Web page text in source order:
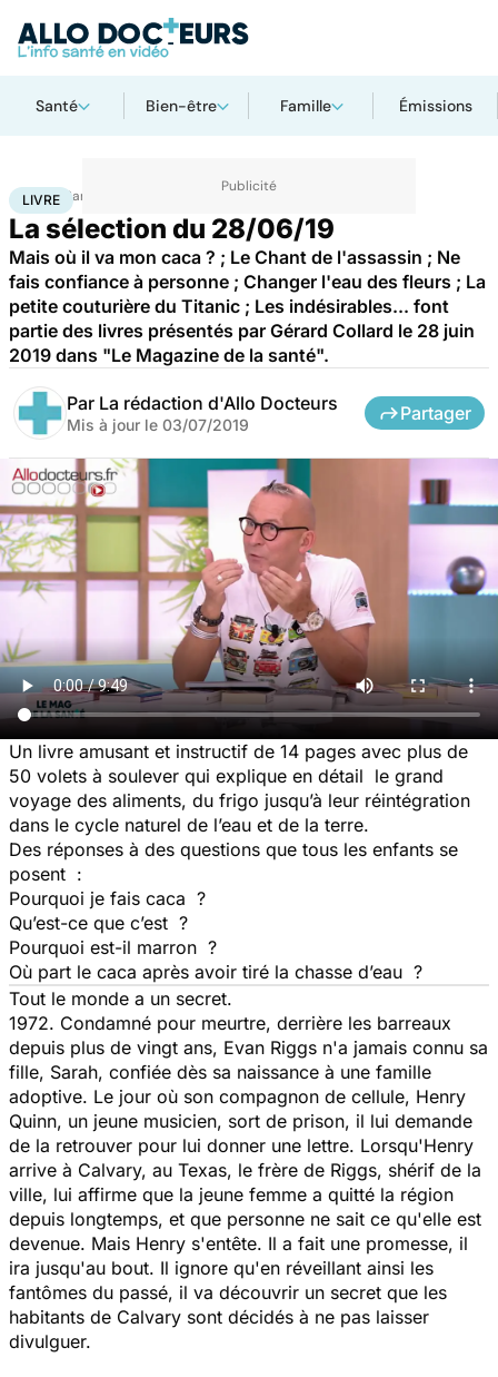
Santé Bien-être Famille Émissions
Accueil Santé
LIVRE
La sélection du 28/06/19
Mais où il va mon caca ? ; Le Chant de l'assassin ; Ne
fais confiance à personne ; Changer l'eau des fleurs ; La
petite couturière du Titanic ; Les indésirables... font
partie des livres présentés par Gérard Collard le 28 juin
2019 dans "Le Magazine de la santé".
Par La rédaction d'Allo Docteurs
Mis à jour le 03/07/2019
Partager
Un livre amusant et instructif de 14 pages avec plus de
50 volets à soulever qui explique en détail le grand
voyage des aliments, du frigo jusqu’à leur réintégration
dans le cycle naturel de l’eau et de la terre.
Des réponses à des questions que tous les enfants se
posent :
Pourquoi je fais caca ?
Qu’est-ce que c’est ?
Pourquoi est-il marron ?
Où part le caca après avoir tiré la chasse d’eau ?
Tout le monde a un secret.
1972. Condamné pour meurtre, derrière les barreaux
depuis plus de vingt ans, Evan Riggs n'a jamais connu sa
fille, Sarah, confiée dès sa naissance à une famille
adoptive. Le jour où son compagnon de cellule, Henry
Quinn, un jeune musicien, sort de prison, il lui demande
de la retrouver pour lui donner une lettre. Lorsqu'Henry
arrive à Calvary, au Texas, le frère de Riggs, shérif de la
ville, lui affirme que la jeune femme a quitté la région
depuis longtemps, et que personne ne sait ce qu'elle est
devenue. Mais Henry s'entête. Il a fait une promesse, il
ira jusqu'au bout. Il ignore qu'en réveillant ainsi les
fantômes du passé, il va découvrir un secret que les
habitants de Calvary sont décidés à ne pas laisser
divulguer.